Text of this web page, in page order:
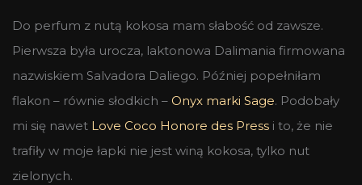
Do perfum z nutą kokosa mam słabość od zawsze.
Pierwsza była urocza, laktonowa Dalimania firmowana
nazwiskiem Salvadora Daliego. Później popełniłam
flakon – równie słodkich – Onyx marki Sage. Podobały
mi się nawet Love Coco Honore des Press i to, że nie
trafiły w moje łapki nie jest winą kokosa, tylko nut
zielonych.